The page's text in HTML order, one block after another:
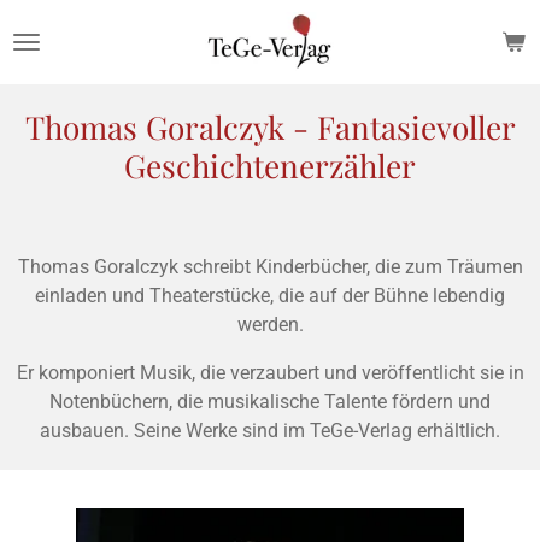
Hauptinhalt
Thomas Goralczyk - Fantasievoller
Geschichtenerzähler
Thomas Goralczyk schreibt Kinderbücher, die zum Träumen
einladen und Theaterstücke, die auf der Bühne lebendig
werden.
Er komponiert Musik, die verzaubert und veröffentlicht sie in
Notenbüchern, die musikalische Talente fördern und
ausbauen. Seine Werke sind im TeGe-Verlag erhältlich.